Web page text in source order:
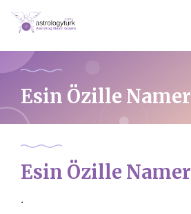
Esin Özille Namer
Esin Özille Namer
.